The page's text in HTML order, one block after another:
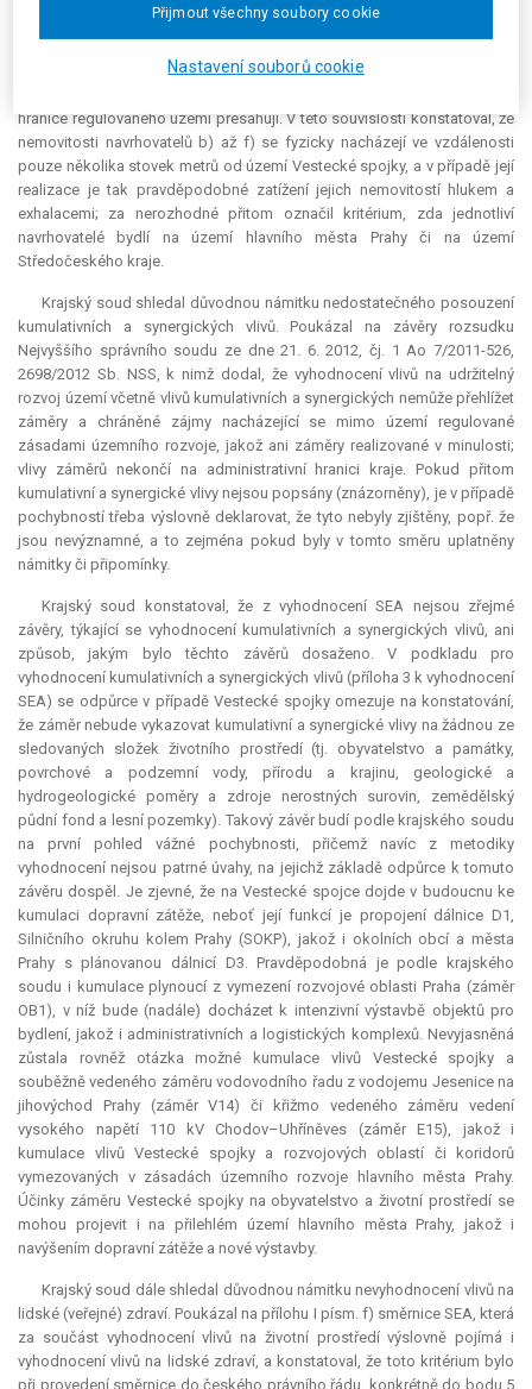
21. 7. 2009, čj. 1 Ao 1/2009-120, č. 1910/2009 Sb. NSS, a konstatoval, že
nacházejí mimo území regulované napadeným opatřením obecné
hranice regulovaného území přesahují. V této souvislosti konstatoval, že
nemovitosti navrhovatelů b) až f) se fyzicky nacházejí ve vzdálenosti
pouze několika stovek metrů od území Vestecké spojky, a v případě její
realizace je tak pravděpodobné zatížení jejich nemovitostí hlukem a
exhalacemi; za nerozhodné přitom označil kritérium, zda jednotliví
navrhovatelé bydlí na území hlavního města Prahy či na území
Středočeského kraje.
Krajský soud shledal důvodnou námitku nedostatečného posouzení
kumulativních a synergických vlivů. Poukázal na závěry rozsudku
Nejvyššího správního soudu ze dne 21. 6. 2012, čj. 1 Ao 7/2011-526,
2698/2012 Sb. NSS, k nimž dodal, že vyhodnocení vlivů na udržitelný
rozvoj území včetně vlivů kumulativních a synergických nemůže přehlížet
záměry a chráněné zájmy nacházející se mimo území regulované
zásadami územního rozvoje, jakož ani záměry realizované v minulosti;
vlivy záměrů nekončí na administrativní hranici kraje. Pokud přitom
kumulativní a synergické vlivy nejsou popsány (znázorněny), je v případě
pochybností třeba výslovně deklarovat, že tyto nebyly zjištěny, popř. že
jsou nevýznamné, a to zejména pokud byly v tomto směru uplatněny
námitky či připomínky.
Krajský soud konstatoval, že z vyhodnocení SEA nejsou zřejmé
závěry, týkající se vyhodnocení kumulativních a synergických vlivů, ani
způsob, jakým bylo těchto závěrů dosaženo. V podkladu pro
vyhodnocení kumulativních a synergických vlivů (příloha 3 k vyhodnocení
SEA) se odpůrce v případě Vestecké spojky omezuje na konstatování,
že záměr nebude vykazovat kumulativní a synergické vlivy na žádnou ze
sledovaných složek životního prostředí (tj. obyvatelstvo a památky,
povrchové a podzemní vody, přírodu a krajinu, geologické a
hydrogeologické poměry a zdroje nerostných surovin, zemědělský
půdní fond a lesní pozemky). Takový závěr budí podle krajského soudu
na první pohled vážné pochybnosti, přičemž navíc z metodiky
vyhodnocení nejsou patrné úvahy, na jejichž základě odpůrce k tomuto
závěru dospěl. Je zjevné, že na Vestecké spojce dojde v budoucnu ke
kumulaci dopravní zátěže, neboť její funkcí je propojení dálnice D1,
Silničního okruhu kolem Prahy (SOKP), jakož i okolních obcí a města
Prahy s plánovanou dálnicí D3. Pravděpodobná je podle krajského
soudu i kumulace plynoucí z vymezení rozvojové oblasti Praha (záměr
OB1), v níž bude (nadále) docházet k intenzivní výstavbě objektů pro
bydlení, jakož i administrativních a logistických komplexů. Nevyjasněná
zůstala rovněž otázka možné kumulace vlivů Vestecké spojky a
souběžně vedeného záměru vodovodního řadu z vodojemu Jesenice na
jihovýchod Prahy (záměr V14) či křižmo vedeného záměru vedení
vysokého napětí 110 kV Chodov–Uhříněves (záměr E15), jakož i
kumulace vlivů Vestecké spojky a rozvojových oblastí či koridorů
vymezovaných v zásadách územního rozvoje hlavního města Prahy.
Účinky záměru Vestecké spojky na obyvatelstvo a životní prostředí se
mohou projevit i na přilehlém území hlavního města Prahy, jakož i
navýšením dopravní zátěže a nové výstavby.
Krajský soud dále shledal důvodnou námitku nevyhodnocení vlivů na
lidské (veřejné) zdraví. Poukázal na přílohu I písm. f) směrnice SEA, která
za součást vyhodnocení vlivů na životní prostředí výslovně pojímá i
vyhodnocení vlivů na lidské zdraví, a konstatoval, že toto kritérium bylo
při provedení směrnice do českého právního řádu, konkrétně do bodu 5
Nastavení souborů cookie
Přijmout všechny soubory cookie